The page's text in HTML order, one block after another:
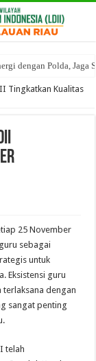
dengan Polda, Jaga
Tingkatkan Kualitas
25 November
sebagai
untuk
Eksistensi guru
dengan
sangat penting
telah